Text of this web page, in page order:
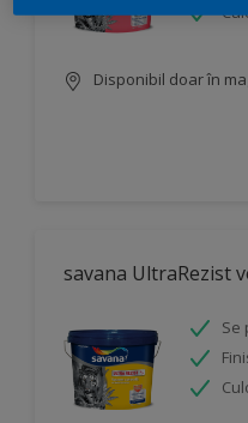
Disponibil doar în
savana UltraRezist
Se